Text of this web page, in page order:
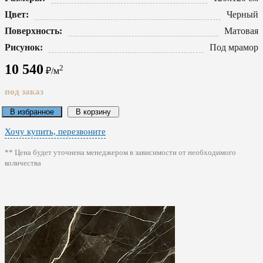
Цвет:
Черный
Поверхность:
Матовая
Рисунок:
Под мрамор
10 540 ₽/м2
под заказ
В избранное В корзину
Хочу купить, перезвоните
** Цена будет уточнена менеджером в зависимости от необходимого
количества